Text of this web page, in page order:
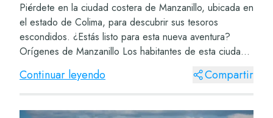
Piérdete en la ciudad costera de Manzanillo, ubicada en
el estado de Colima, para descubrir sus tesoros
escondidos. ¿Estás listo para esta nueva aventura?
Orígenes de Manzanillo Los habitantes de esta ciudad
tomaron el nombre de un árbol de manzanill...
Continuar leyendo Compartir